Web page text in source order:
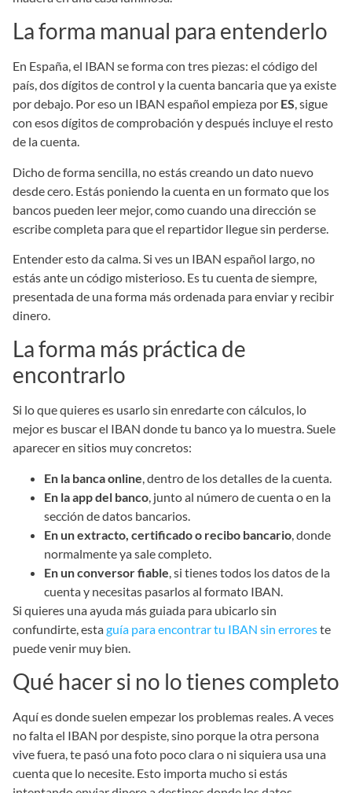
La forma manual para entenderlo
En España, el IBAN se forma con tres piezas: el código del
país, dos dígitos de control y la cuenta bancaria que ya existe
por debajo. Por eso un IBAN español empieza por ES, sigue
con esos dígitos de comprobación y después incluye el resto
de la cuenta.
Dicho de forma sencilla, no estás creando un dato nuevo
desde cero. Estás poniendo la cuenta en un formato que los
bancos pueden leer mejor, como cuando una dirección se
escribe completa para que el repartidor llegue sin perderse.
Entender esto da calma. Si ves un IBAN español largo, no
estás ante un código misterioso. Es tu cuenta de siempre,
presentada de una forma más ordenada para enviar y recibir
dinero.
La forma más práctica de
encontrarlo
Si lo que quieres es usarlo sin enredarte con cálculos, lo
mejor es buscar el IBAN donde tu banco ya lo muestra. Suele
aparecer en sitios muy concretos:
En la banca online , dentro de los detalles de la cuenta.
En la app del banco , junto al número de cuenta o en la
sección de datos bancarios.
En un extracto, certificado o recibo bancario , donde
normalmente ya sale completo.
En un conversor fiable , si tienes todos los datos de la
cuenta y necesitas pasarlos al formato IBAN.
Si quieres una ayuda más guiada para ubicarlo sin
confundirte, estaguía para encontrar tu IBAN sin erroreste
puede venir muy bien.
Qué hacer si no lo tienes completo
Aquí es donde suelen empezar los problemas reales. A veces
no falta el IBAN por despiste, sino porque la otra persona
vive fuera, te pasó una foto poco clara o ni siquiera usa una
cuenta que lo necesite. Esto importa mucho si estás